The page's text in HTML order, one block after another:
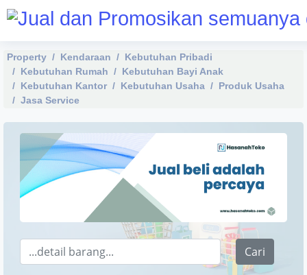
Property Kendaraan
Kebutuhan Pribadi
Kebutuhan Rumah
Kebutuhan Bayi Anak
Kebutuhan Kantor
Kebutuhan Usaha
Produk Usaha
Jasa Service
Cari